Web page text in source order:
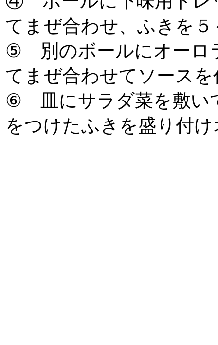
てまぜ合わせ、ふきを
⑤ 別のボールにオーロ
てまぜ合わせてソースを
⑥ 皿にサラダ菜を敷い
をつけたふきを盛り付